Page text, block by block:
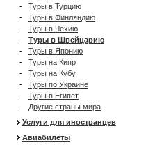
- Туры в Турцию
- Туры в Финляндию
- Туры в Чехию
- Туры в Швейцарию
- Туры в Японию
- Туры на Кипр
- Туры на Кубу
- Туры по Украине
- Туры в Египет
- Другие страны мира
Услуги для иностранцев
Авиабилеты